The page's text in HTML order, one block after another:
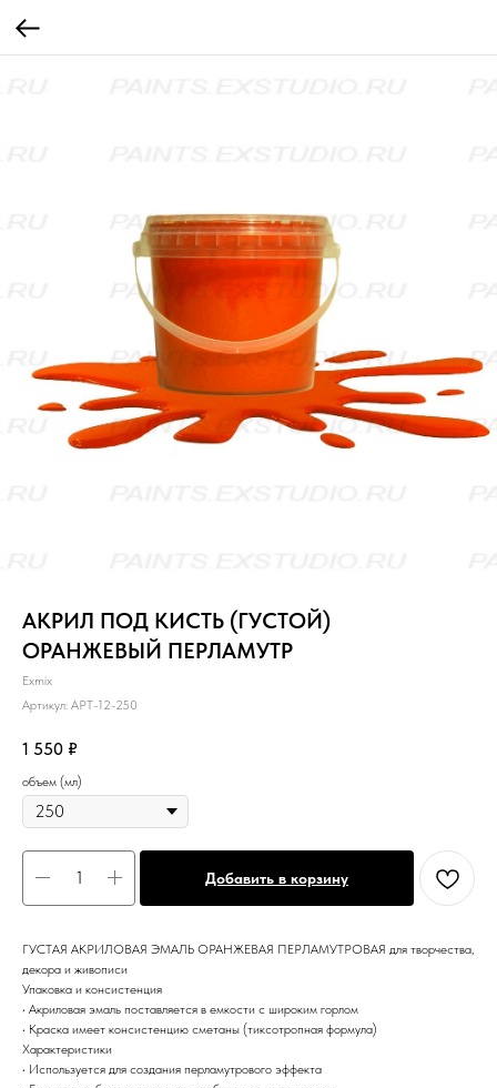
АКРИЛ ПОД КИСТЬ (ГУСТОЙ)
ОРАНЖЕВЫЙ ПЕРЛАМУТР
Exmix
Артикул: APT-12-250
1 550 ₽
объем (мл)
Добавить в корзину
ГУСТАЯ АКРИЛОВАЯ ЭМАЛЬ ОРАНЖЕВАЯ ПЕРЛАМУТРОВАЯ для творчества,
декора и живописи
Упаковка и консистенция
• Акриловая эмаль поставляется в емкости с широким горлом
• Краска имеет консистенцию сметаны (тиксотропная формула)
Характеристики
• Используется для создания перламутрового эффекта